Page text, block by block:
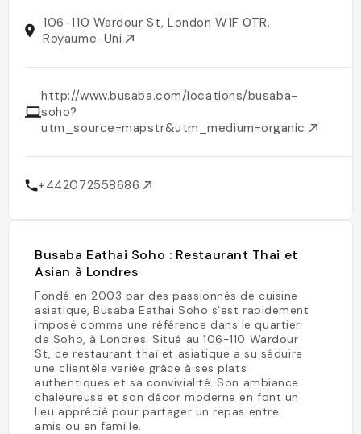
106-110 Wardour St, London W1F 0TR,
Royaume-Uni
http://www.busaba.com/locations/busaba-
soho?
utm_source=mapstr&utm_medium=organic
+442072558686
Busaba Eathai Soho : Restaurant Thai et
Asian à Londres
Fondé en 2003 par des passionnés de cuisine
asiatique, Busaba Eathai Soho s’est rapidement
imposé comme une référence dans le quartier
de Soho, à Londres. Situé au 106-110 Wardour
St, ce restaurant thaï et asiatique a su séduire
une clientèle variée grâce à ses plats
authentiques et sa convivialité. Son ambiance
chaleureuse et son décor moderne en font un
lieu apprécié pour partager un repas entre
amis ou en famille.